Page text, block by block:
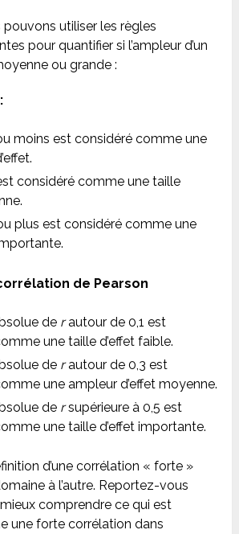
utiliser les règles
pour quantifier si l’ampleur d’un
ou grande :
moins est considéré comme une
considéré comme une taille
plus est considéré comme une
de Pearson
de rautour de 0,1 est
une taille d’effet faible.
de rautour de 0,3 est
une ampleur d’effet moyenne.
de rsupérieure à 0,5 est
une taille d’effet importante.
d’une corrélation « forte »
à l’autre. Reportez-vous
comprendre ce qui est
une forte corrélation dans